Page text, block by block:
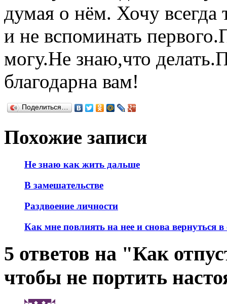
думая о нём. Хочу
и не вспоминать
могу.Не знаю,что
благодарна вам!
Поделиться…
Похожие записи
Не знаю как жить дальше
В замешательстве
Раздвоение личности
Как мне повлиять на нее и снова вернуться
5 ответов на "Как
чтобы не портить